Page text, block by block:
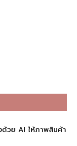
วย AI ให้ภาพสินค้า